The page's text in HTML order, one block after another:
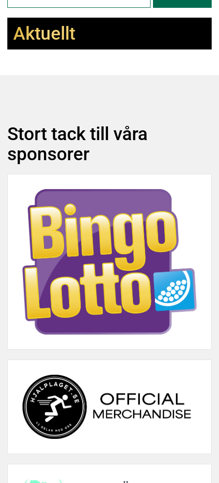
Aktuellt
Stort tack till våra
sponsorer